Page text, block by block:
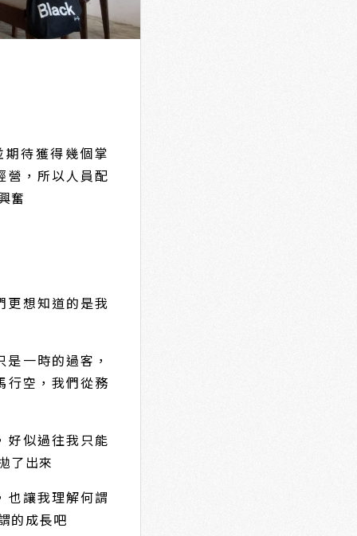
待獲得幾個掌
營，所以人員配
奮
更想知道的是我
一時的過客，
行空，我們從務
好似過往我只能
了出來
也讓我理解何謂
的成長吧